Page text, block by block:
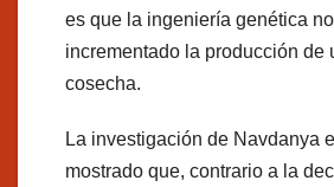
es que la ingeniería genética
incrementado la producción de
cosecha.
La investigación de Navdanya
mostrado que, contrario a la